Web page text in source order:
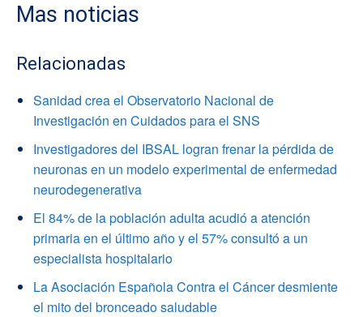
Mas noticias
Relacionadas
Sanidad crea el Observatorio Nacional de
Investigación en Cuidados para el SNS
Investigadores del IBSAL logran frenar la pérdida de
neuronas en un modelo experimental de enfermedad
neurodegenerativa
El 84% de la población adulta acudió a atención
primaria en el último año y el 57% consultó a un
especialista hospitalario
La Asociación Española Contra el Cáncer desmiente
el mito del bronceado saludable